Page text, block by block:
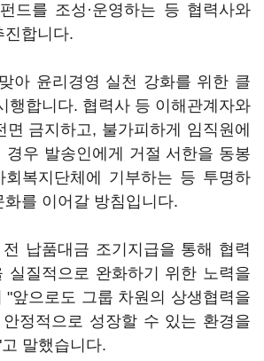
드를 조성·운영하는 등 협력사와
진합니다.
아 윤리경영 실천 강화를 위한 클
행합니다. 협력사 등 이해관계자와
금지하고, 불가피하게 임직원에
경우 발송인에게 거절 서한을 동봉
복지단체에 기부하는 등 투명하
를 이어갈 방침입니다.
납품대금 조기지급을 통해 협력
실질적으로 완화하기 위한 노력을
"앞으로도 그룹 차원의 상생협력을
정적으로 성장할 수 있는 환경을
말했습니다.